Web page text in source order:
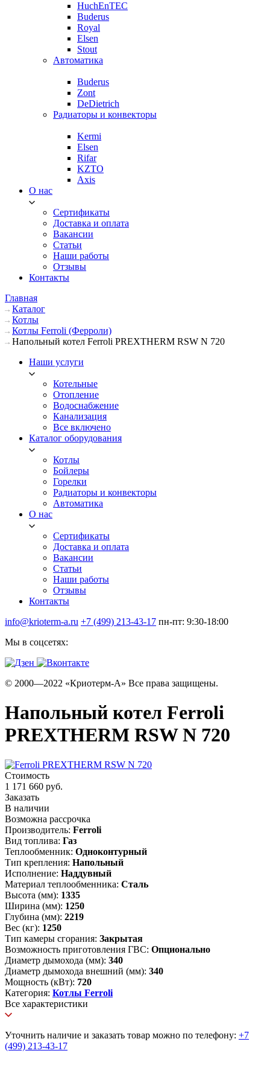
HuchEnTEC
Buderus
Royal
Elsen
Stout
Автоматика
Buderus
Zont
DeDietrich
Радиаторы и конвекторы
Kermi
Elsen
Rifar
KZTO
Axis
О нас
Сертификаты
Доставка и оплата
Вакансии
Статьи
Наши работы
Отзывы
Контакты
Главная
Каталог
Котлы
Котлы Ferroli (Ферроли)
Напольный котел Ferroli PREXTHERM RSW N 720
Наши услуги
Котельные
Отопление
Водоснабжение
Канализация
Все включено
Каталог оборудования
Котлы
Бойлеры
Горелки
Радиаторы и конвекторы
Автоматика
О нас
Сертификаты
Доставка и оплата
Вакансии
Статьи
Наши работы
Отзывы
Контакты
info@krioterm-a.ru +7 (499) 213-43-17 пн-пт: 9:30-18:00
Мы в соцсетях:
© 2000—2022 «Криотерм-А» Все права защищены.
Напольный котел Ferroli
PREXTHERM RSW N 720
Стоимость
1 171 660 руб.
Заказать
В наличии
Возможна рассрочка
Производитель: Ferroli
Вид топлива: Газ
Теплообменник: Одноконтурный
Тип крепления: Напольный
Исполнение: Наддувный
Материал теплообменника: Сталь
Высота (мм): 1335
Ширина (мм): 1250
Глубина (мм): 2219
Вес (кг): 1250
Тип камеры сгорания: Закрытая
Возможность приготовления ГВС: Опционально
Диаметр дымохода (мм): 340
Диаметр дымохода внешний (мм): 340
Мощность (кВт): 720
Категория: Котлы Ferroli
Все характеристики
Уточнить наличие и заказать товар можно по телефону: +7
(499) 213-43-17